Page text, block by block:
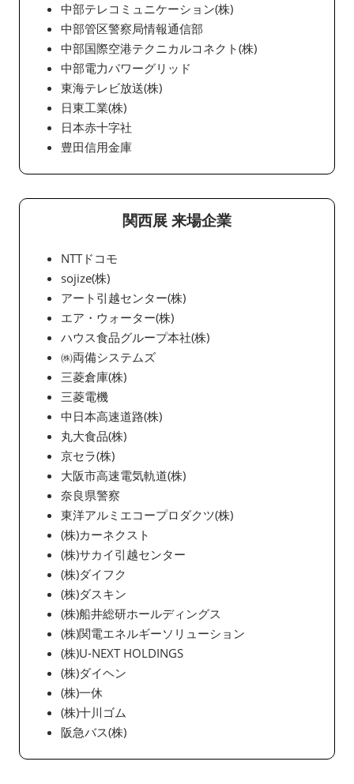
中部テレコミュニケーション(株)
中部管区警察局情報通信部
中部国際空港テクニカルコネクト(株)
中部電力パワーグリッド
東海テレビ放送(株)
日東工業(株)
日本赤十字社
豊田信用金庫
関西展 来場企業
NTTドコモ
sojize(株)
アート引越センター(株)
エア・ウォーター(株)
ハウス食品グループ本社(株)
㈱両備システムズ
三菱倉庫(株)
三菱電機
中日本高速道路(株)
丸大食品(株)
京セラ(株)
大阪市高速電気軌道(株)
奈良県警察
東洋アルミエコープロダクツ(株)
(株)カーネクスト
(株)サカイ引越センター
(株)ダイフク
(株)ダスキン
(株)船井総研ホールディングス
(株)関電エネルギーソリューション
(株)U-NEXT HOLDINGS
(株)ダイヘン
(株)一休
(株)十川ゴム
阪急バス(株)